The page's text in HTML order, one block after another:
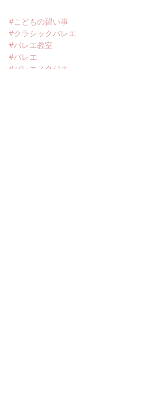
#こどもの習い事
#クラシックバレエ
#バレエ教室
#バレエ
#バレエスタジオ